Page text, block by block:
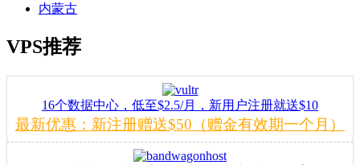
内蒙古
VPS推荐
16个数据中心，低至$2.5/月，新用户注册就送$10
最新优惠：新注册赠送$50（赠金有效期一个月）